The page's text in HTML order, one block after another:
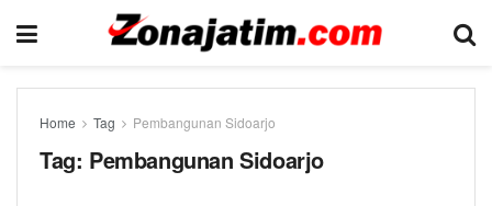
Home Tag Pembangunan Sidoarjo
Tag: Pembangunan Sidoarjo